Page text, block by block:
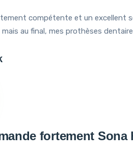
compétente et un excellent
mais au final, mes prothèses
fortement Sona